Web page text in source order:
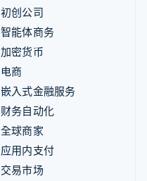
初创公司
智能体商务
加密货币
电商
嵌入式金融服务
财务自动化
全球商家
应用内支付
交易市场